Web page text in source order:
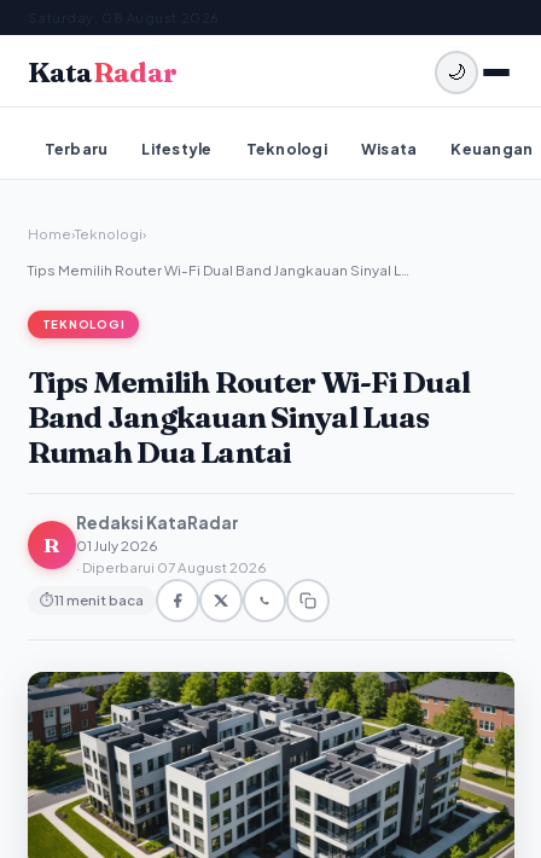
KataRadar 🌙
Terbaru Lifestyle Teknologi Wisata Keuangan
Home›Teknologi›
Tips Memilih Router Wi-Fi Dual Band Jangkauan Sinyal L…
TEKNOLOGI
Tips Memilih Router Wi-Fi Dual
Band Jangkauan Sinyal Luas
Rumah Dua Lantai
R
Redaksi KataRadar
01 July 2026
· Diperbarui 07 August 2026
⏱11 menit baca